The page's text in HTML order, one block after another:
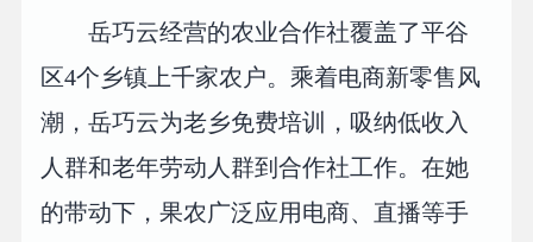
岳巧云经营的农业合作社覆盖了平谷
区4个乡镇上千家农户。乘着电商新零售风
潮，岳巧云为老乡免费培训，吸纳低收入
人群和老年劳动人群到合作社工作。在她
的带动下，果农广泛应用电商、直播等手